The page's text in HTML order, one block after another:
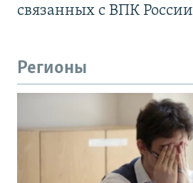
связанных с ВПК России
Регионы